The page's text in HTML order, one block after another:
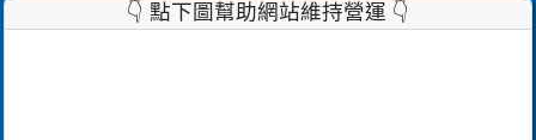
👇 點下圖幫助網站維持營運 👇